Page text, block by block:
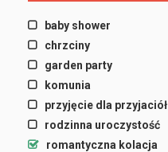
baby shower
chrzciny
garden party
komunia
przyjęcie dla przyjaciół
rodzinna uroczystość
romantyczna kolacja